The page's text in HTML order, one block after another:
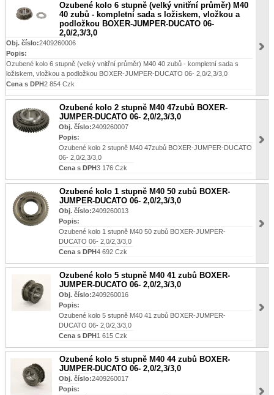
Ozubené kolo 6 stupně (velký vnitřní průměr) M40
40 zubů - kompletní sada s ložiskem, vložkou a
podložkou BOXER-JUMPER-DUCATO 06-
2,0/2,3/3,0
Obj. číslo:2409260006
Popis:
Ozubené kolo 6 stupně (velký vnitřní průměr) M40 40 zubů - kompletní sada s
ložiskem, vložkou a podložkou BOXER-JUMPER-DUCATO 06- 2,0/2,3/3,0
Cena s DPH2 854 Czk
Ozubené kolo 2 stupně M40 47zubů BOXER-
JUMPER-DUCATO 06- 2,0/2,3/3,0
Obj. číslo:2409260007
Popis:
Ozubené kolo 2 stupně M40 47zubů BOXER-JUMPER-DUCATO
06- 2,0/2,3/3,0
Cena s DPH3 176 Czk
Ozubené kolo 1 stupně M40 50 zubů BOXER-
JUMPER-DUCATO 06- 2,0/2,3/3,0
Obj. číslo:2409260013
Popis:
Ozubené kolo 1 stupně M40 50 zubů BOXER-JUMPER-
DUCATO 06- 2,0/2,3/3,0
Cena s DPH4 692 Czk
Ozubené kolo 5 stupně M40 41 zubů BOXER-
JUMPER-DUCATO 06- 2,0/2,3/3,0
Obj. číslo:2409260016
Popis:
Ozubené kolo 5 stupně M40 41 zubů BOXER-JUMPER-
DUCATO 06- 2,0/2,3/3,0
Cena s DPH1 615 Czk
Ozubené kolo 5 stupně M40 44 zubů BOXER-
JUMPER-DUCATO 06- 2,0/2,3/3,0
Obj. číslo:2409260017
Popis: